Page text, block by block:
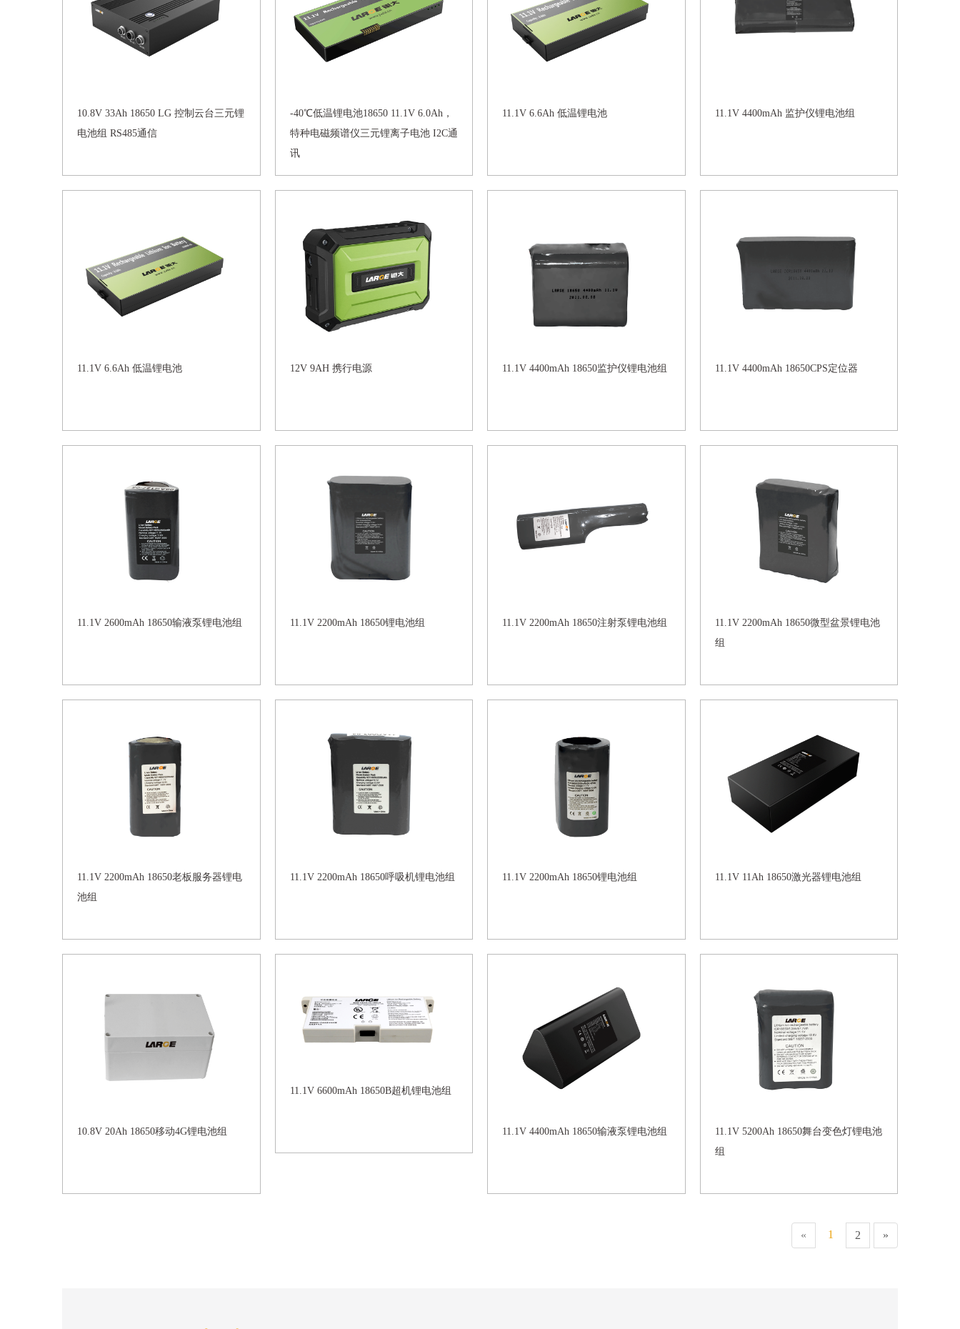
10.8V 33Ah 18650 LG 控制云台三元锂
电池组 RS485通信
-40℃低温锂电池18650 11.1V 6.0Ah，
特种电磁频谱仪三元锂离子电池 I2C通
讯
11.1V 6.6Ah 低温锂电池 11.1V 4400mAh 监护仪锂电池组
11.1V 6.6Ah 低温锂电池 12V 9AH 携行电源 11.1V 4400mAh 18650监护仪锂电池组 11.1V 4400mAh 18650CPS定位器
11.1V 2600mAh 18650输液泵锂电池组 11.1V 2200mAh 18650锂电池组 11.1V 2200mAh 18650注射泵锂电池组
11.1V 2200mAh 18650微型盆景锂电池
组
11.1V 2200mAh 18650老板服务器锂电
池组
11.1V 2200mAh 18650呼吸机锂电池组 11.1V 2200mAh 18650锂电池组 11.1V 11Ah 18650激光器锂电池组
10.8V 20Ah 18650移动4G锂电池组
11.1V 6600mAh 18650B超机锂电池组
11.1V 4400mAh 18650输液泵锂电池组
11.1V 5200Ah 18650舞台变色灯锂电池
组
« 1 2 »